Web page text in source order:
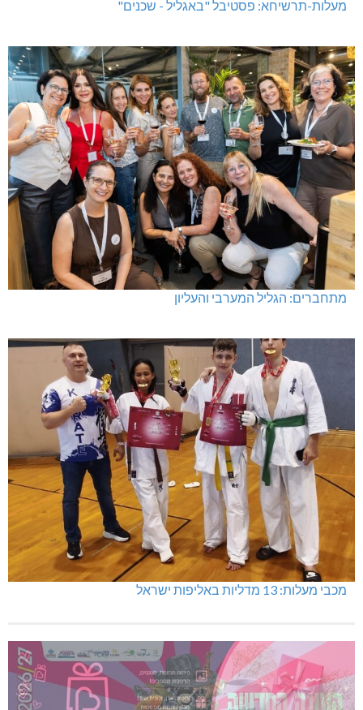
מעלות-תרשיחא: פסטיבל "באגליל - שכנים"
מתחברים: הגליל המערבי והעליון
מכבי מעלות: 13 מדליות באליפות ישראל